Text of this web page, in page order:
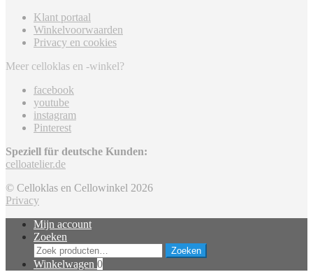
Klant portaal
Winkelvoorwaarden
Privacy en cookies
Meer celloklas en -winkel?
facebook
youtube
instagram
Pinterest
Speziell für deutsche Kunden:
celloatelier.de
© Celloklas en Cellowinkel 2026
Privacy
Mijn account
Zoeken
Zoeken
naar:
Zoeken
Winkelwagen 0